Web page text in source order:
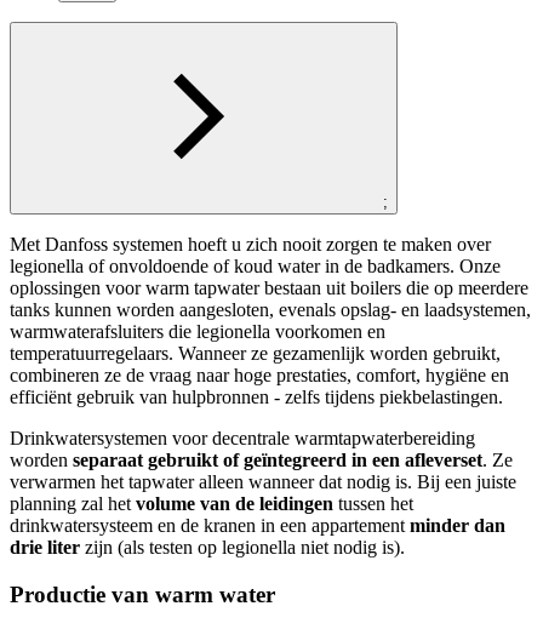
;
Met Danfoss systemen hoeft u zich nooit zorgen te maken over
legionella of onvoldoende of koud water in de badkamers. Onze
oplossingen voor warm tapwater bestaan uit boilers die op meerdere
tanks kunnen worden aangesloten, evenals opslag- en laadsystemen,
warmwaterafsluiters die legionella voorkomen en
temperatuurregelaars. Wanneer ze gezamenlijk worden gebruikt,
combineren ze de vraag naar hoge prestaties, comfort, hygiëne en
efficiënt gebruik van hulpbronnen - zelfs tijdens piekbelastingen.
Drinkwatersystemen voor decentrale warmtapwaterbereiding
worden separaat gebruikt of geïntegreerd in een afleverset. Ze
verwarmen het tapwater alleen wanneer dat nodig is. Bij een juiste
planning zal het volume van de leidingen tussen het
drinkwatersysteem en de kranen in een appartement minder dan
drie liter zijn (als testen op legionella niet nodig is).
Productie van warm water